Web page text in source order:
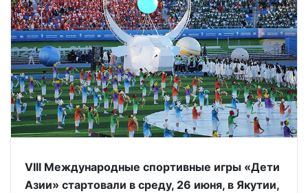
VIII Международные спортивные игры «Дети
Азии» стартовали в среду, 26 июня, в Якутии,